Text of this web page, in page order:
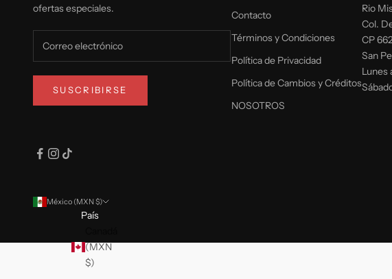
ofertas especiales.
SUSCRIBIRSE
Contacto
Términos y Condiciones
Política de Privacidad
Política de Cambios y Créditos
NOSOTROS
Rio
Col.
CP
San
Lunes
México (MXN $)
País
(MXN
$)